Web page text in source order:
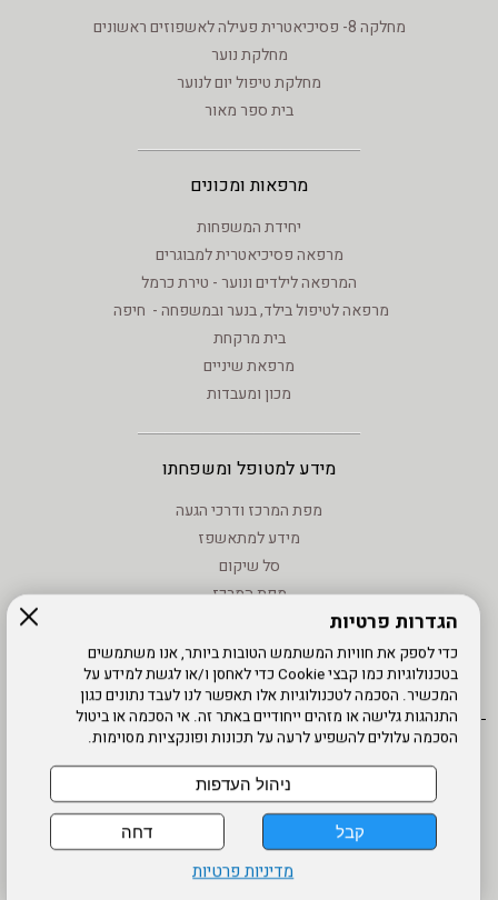
הגדרות פרטיות
כדי לספק את חוויות המשתמש הטובות ביותר, אנו משתמשים
בטכנולוגיות כמו קבצי Cookie כדי לאחסן ו/או לגשת למידע על
המכשיר. הסכמה לטכנולוגיות אלו תאפשר לנו לעבד נתונים כגון
התנהגות גלישה או מזהים ייחודיים באתר זה. אי הסכמה או ביטול
הסכמה עלולים להשפיע לרעה על תכונות ופונקציות מסוימות.
קבל דחה
ניהול העדפות
מדיניות פרטיות
מחלקה 8- פסיכיאטרית פעילה לאשפוזים ראשונים
מחלקת נוער
מחלקת טיפול יום לנוער
בית ספר מאור
מרפאות ומכונים
יחידת המשפחות
מרפאה פסיכיאטרית למבוגרים
המרפאה לילדים ונוער - טירת כרמל
מרפאה לטיפול בילד, בנער ובמשפחה - חיפה
בית מרקחת
מרפאת שיניים
מכון ומעבדות
מידע למטופל ומשפחתו
מפת המרכז ודרכי הגעה
מידע למתאשפז
סל שיקום
מפת המרכז
טיפול בנזעי חשמל
מידע שימוש - קישורים לאתרים
מפת אתר
הרשמה
דרונט
דיגיטל
-